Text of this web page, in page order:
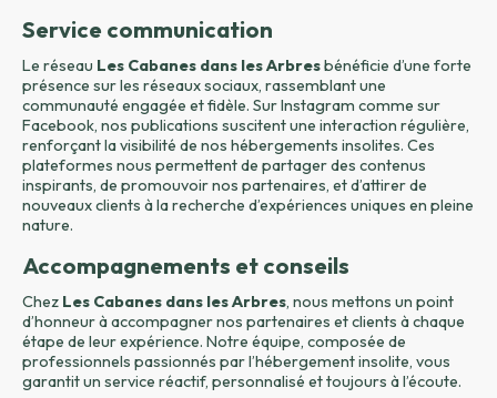
Service communication
Le réseau Les Cabanes dans les Arbresbénéficie d’une forte
présence sur les réseaux sociaux, rassemblant une
communauté engagée et fidèle. Sur Instagram comme sur
Facebook, nos publications suscitent une interaction régulière,
renforçant la visibilité de nos hébergements insolites. Ces
plateformes nous permettent de partager des contenus
inspirants, de promouvoir nos partenaires, et d’attirer de
nouveaux clients à la recherche d’expériences uniques en pleine
nature.
Accompagnements et conseils
Chez Les Cabanes dans les Arbres, nous mettons un point
d’honneur à accompagner nos partenaires et clients à chaque
étape de leur expérience. Notre équipe, composée de
professionnels passionnés par l’hébergement insolite, vous
garantit un service réactif, personnalisé et toujours à l’écoute.